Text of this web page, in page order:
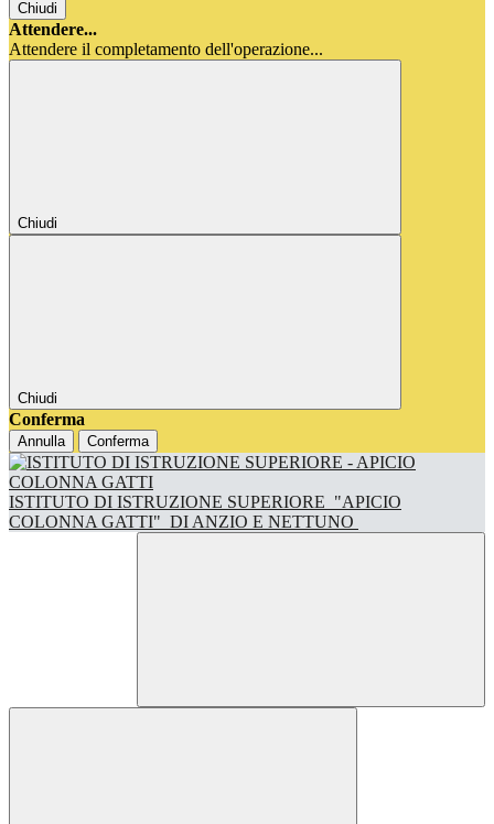
Chiudi
Attendere...
Attendere il completamento dell'operazione...
Chiudi
Chiudi
Conferma
Annulla Conferma
ISTITUTO DI ISTRUZIONE SUPERIORE "APICIO
COLONNA GATTI" DI ANZIO E NETTUNO